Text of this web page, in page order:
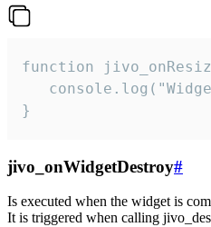
function
}
jivo_onWidgetDestroy#
Is executed when the widget is
It is triggered when calling